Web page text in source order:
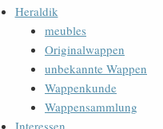
Heraldik
meubles
Originalwappen
unbekannte Wappen
Wappenkunde
Wappensammlung